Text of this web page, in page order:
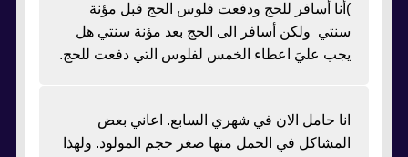
)أنا أسافر للحج ودفعت فلوس الحج قبل مؤنة
سنتي ولكن أسافر الى الحج بعد مؤنة سنتي هل
يجب عليَ اعطاء الخمس لفلوس التي دفعت للحج.
انا حامل الان في شهري السابع. اعاني بعض
المشاكل في الحمل منها صغر حجم المولود. ولهذا